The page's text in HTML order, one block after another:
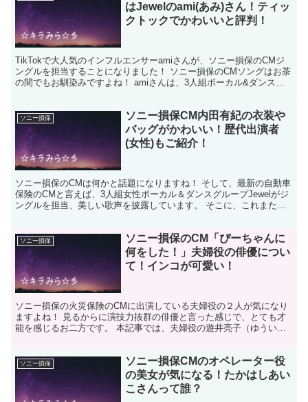
はJewelのami(あみ)さん！ティッ
クトックでかわいいと評判！
TikTokで大人気のインフルエンサーamiさんが、ソニー損保のCMジ
ングルを担当することになりました！ ソニー損保のCMソングはお茶
の間でもお馴染みですよね！ amiさんは、3人組ボーカル&ダンスグ
ソニー損保
ソニー損保CM内田有紀の衣装や
バッグがかわいい！歴代出演者
(女性)もご紹介！
ソニー損保のCMは何かと話題になりますね！ そして、最新の自動車
保険のCMと言えば、3人組女性ボーカル＆ダンスグループJewelがジ
ングルを担当、美しい歌声を披露しています。 そこに、これまた美
ソニー損保
ソニー損保のCM「ぴーちゃんに
何をした！」夫婦役の俳優につい
て！インコが可愛い！
ソニー損保の火災保険のCMに出演している夫婦役の２人が気になり
ますよね！ 見るからに演技力抜群の俳優と言った感じで、とても才
能を感じるお二方です。 本記事では、夫婦役の遊井亮子（ゆういり
ソニー損保
ソニー損保CMのオペレーター役
の美女が気になる！たかはしあい
こさんって誰？